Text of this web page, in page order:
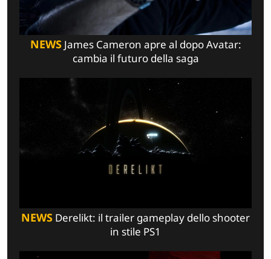
NEWSJames Cameron apre al dopo Avatar:
cambia il futuro della saga
NEWS Derelikt: il trailer gameplay dello shooter
in stile PS1